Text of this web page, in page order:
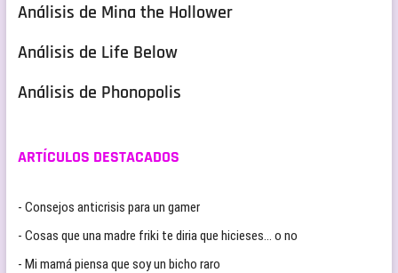
Análisis de Mina the Hollower
Análisis de Life Below
Análisis de Phonopolis
ARTÍCULOS DESTACADOS
- Consejos anticrisis para un gamer
- Cosas que una madre friki te diria que hicieses… o no
- Mi mamá piensa que soy un bicho raro